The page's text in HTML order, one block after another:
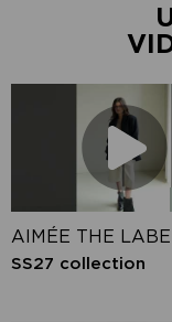
AIMÉE THE
SS27 collection